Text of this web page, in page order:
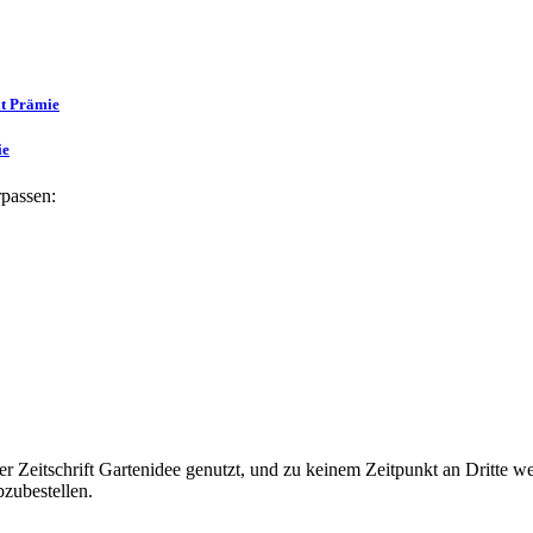
Prämie
Zeitschrift Gartenidee genutzt, und zu keinem Zeitpunkt an Dritte